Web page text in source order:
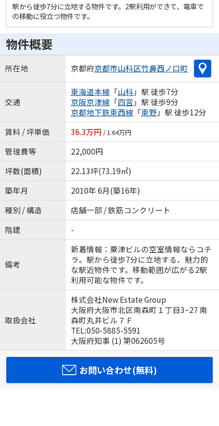
駅から徒歩7分に立地する物件です。2駅利用ができて、電車で
の移動に役立つ物件です。
物件概要
所在地 京都府京都市山科区竹鼻西ノ口町
交通
東海道本線 「山科 」駅 徒歩7分
京阪京津線 「四宮 」駅 徒歩9分
京都地下鉄東西線 「東野 」駅 徒歩12分
賃料 / 坪単価
36.3万円 / 1.64万円
管理費等
22,000円
坪数(面積)
22.13坪(73.19㎡)
築年月
2010年 6月(築16年)
種別 / 構造
店舗一部 / 鉄筋コンクリート
階建
-
備考
新着情報：粟津ビルの空室情報ならコチ
ラ。駅から徒歩7分に立地する、魅力的
な駅近物件です。移動範囲が広がる2駅
利用可能な物件です。
取扱会社
株式会社New Estate Group
大阪府大阪市北区南森町１丁目3−27 南
森町丸井ビル７Ｆ
TEL:050-5885-5591
大阪府知事 (1) 第062605号
お問い合わせ(無料)